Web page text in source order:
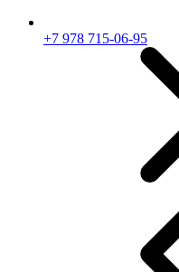
+7 978 715-06-95